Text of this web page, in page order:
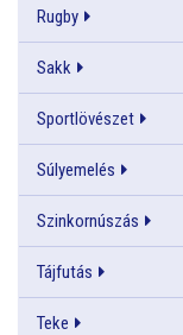
Rugby
Sakk
Sportlövészet
Súlyemelés
Szinkornúszás
Tájfutás
Teke